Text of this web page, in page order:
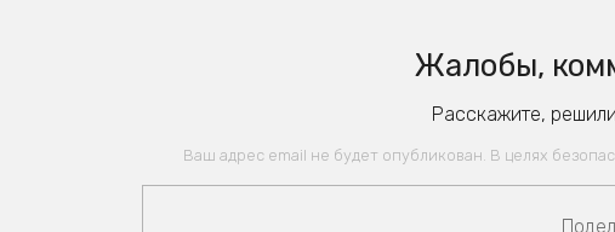
Жалобы,
Расскажите,
Ваш адрес email не будет опубликован. В целях